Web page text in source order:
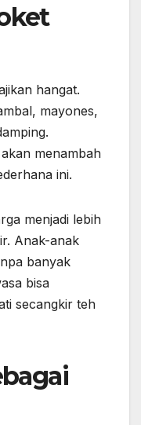
hangat.
mayones,
menambah
ini.
menjadi lebih
Anak-anak
banyak
bisa
secangkir teh